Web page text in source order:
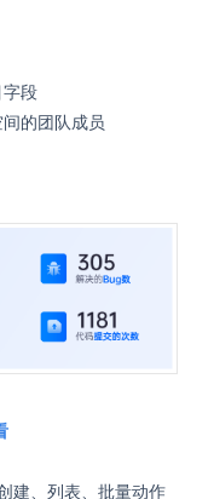
字段
的团队成员
建、列表、批量动作